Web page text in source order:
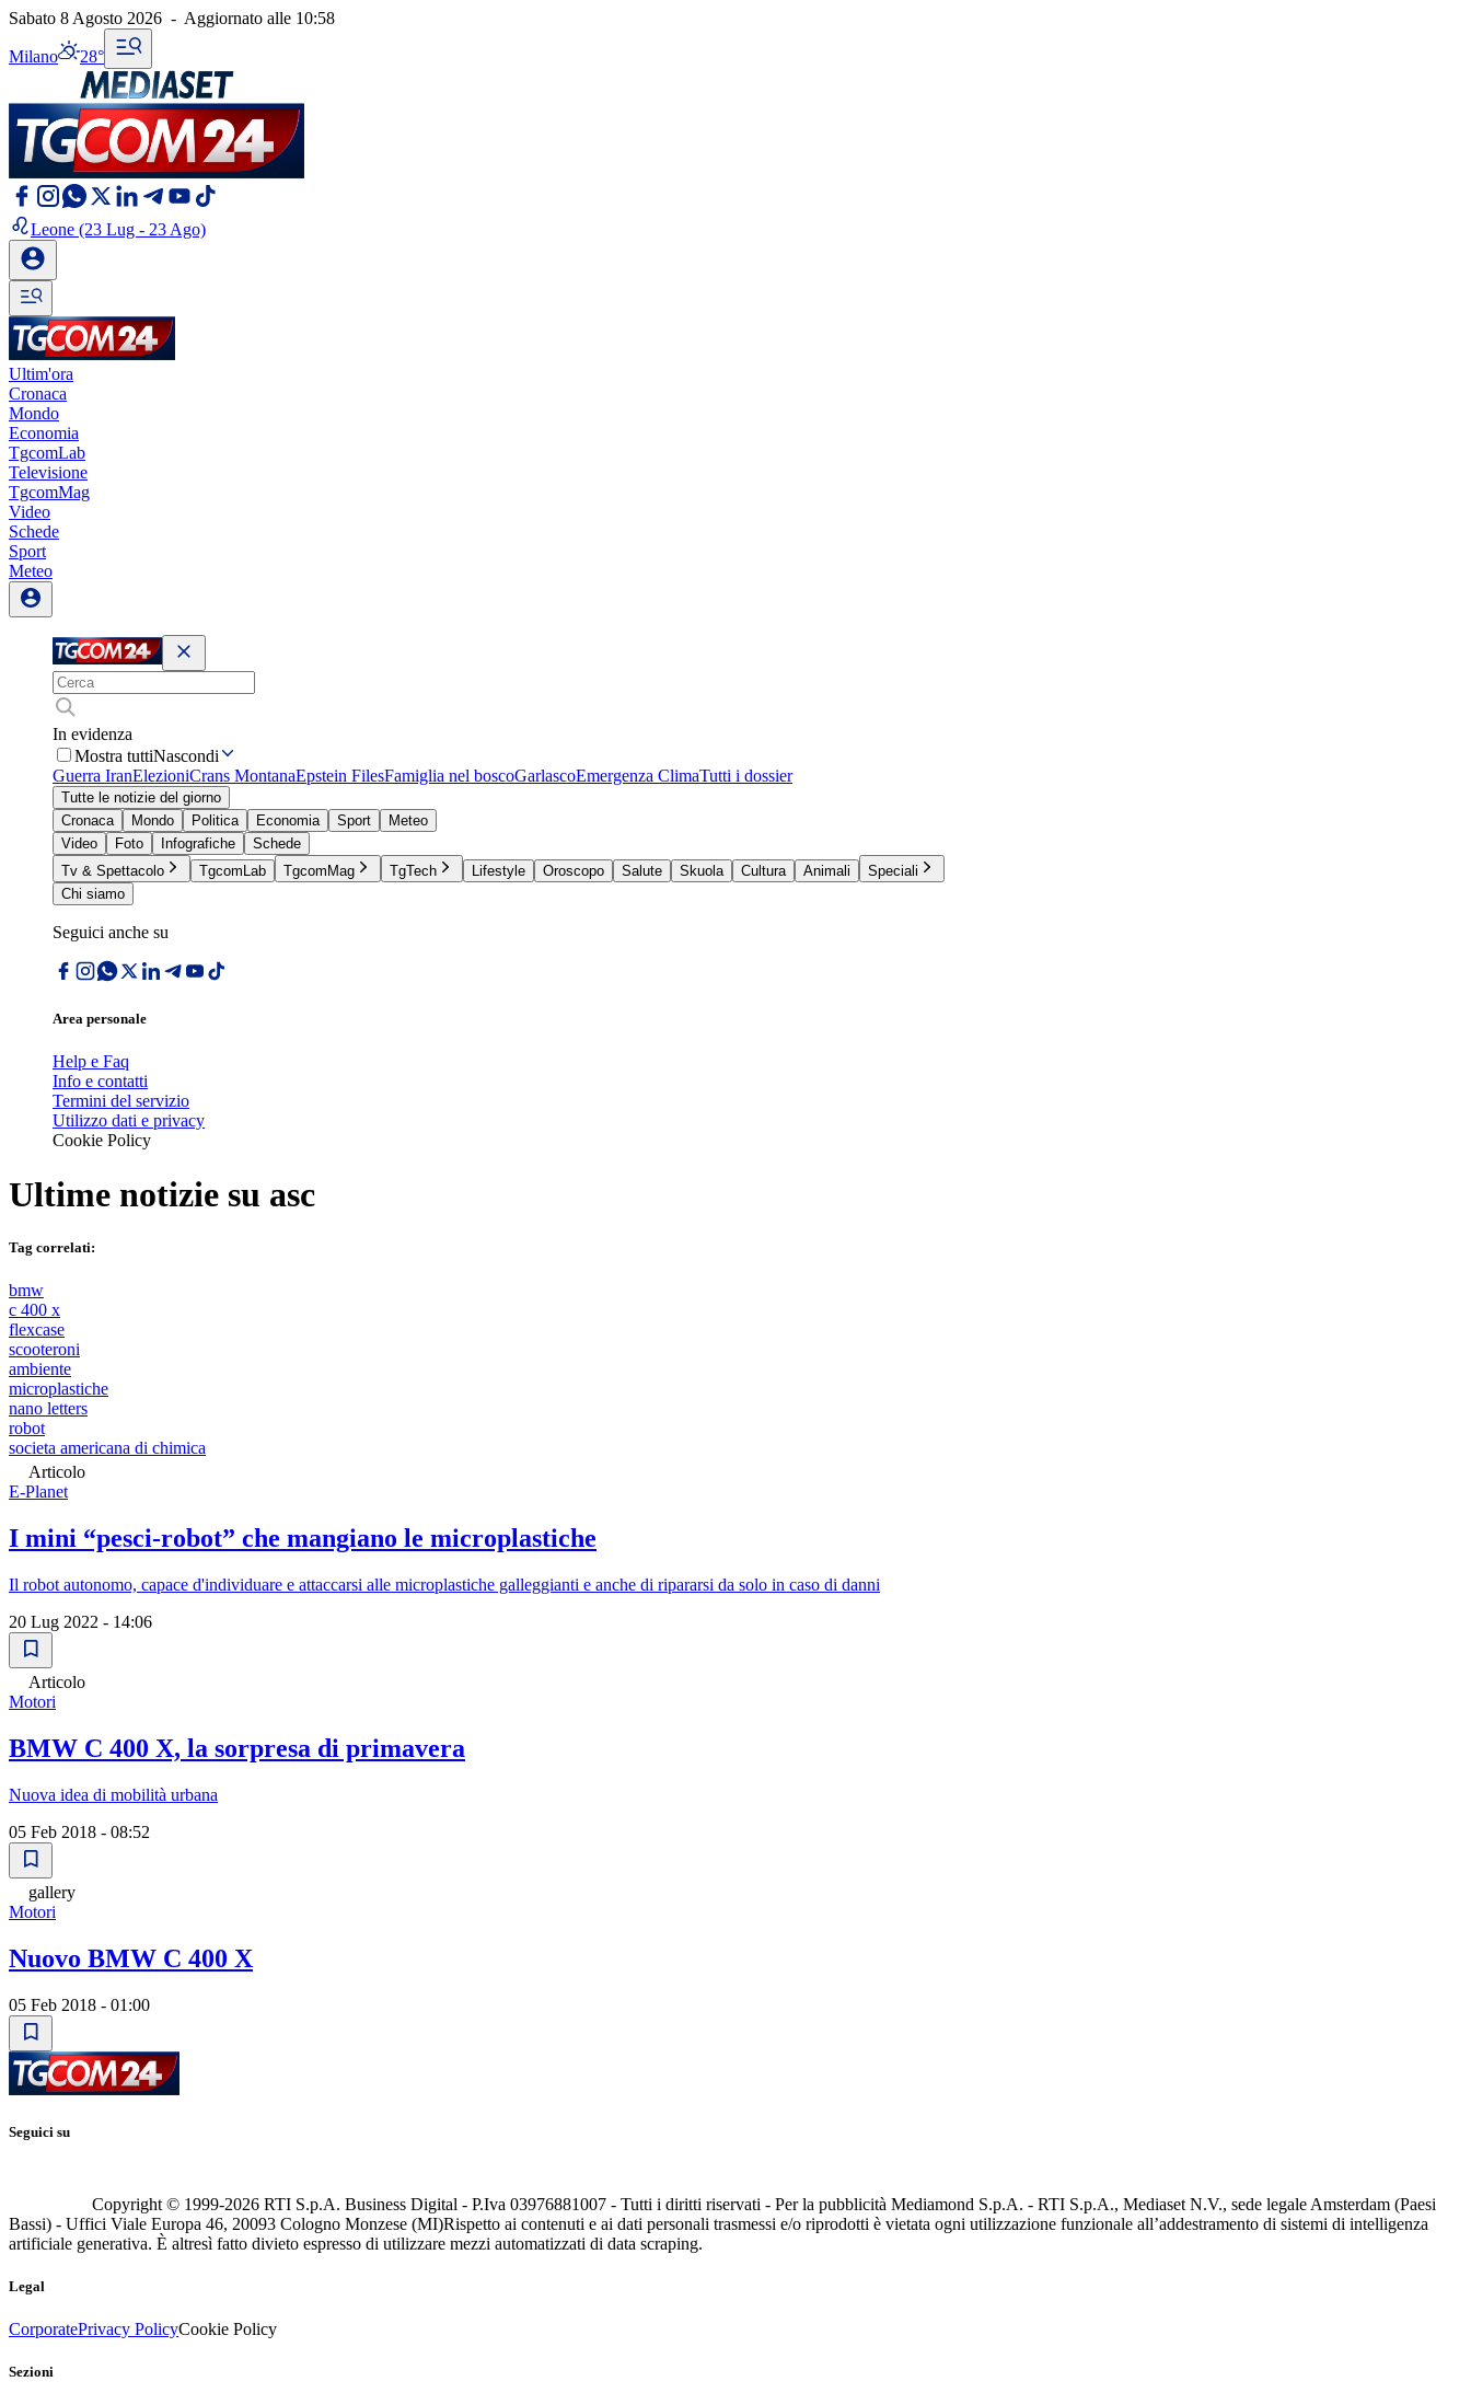
Sabato 8 Agosto 2026 - Aggiornato alle 10:58
Milano 28°
Leone (23 Lug - 23 Ago)
Ultim'ora
Cronaca
Mondo
Economia
TgcomLab
Televisione
TgcomMag
Video
Schede
Sport
Meteo
In evidenza
Mostra tuttiNascondi
Guerra IranElezioniCrans MontanaEpstein FilesFamiglia nel boscoGarlascoEmergenza ClimaTutti i dossier
Tutte le notizie del giorno
Cronaca
Mondo Politica Economia Sport
Meteo
Video
Foto Infografiche
Schede
Tv & Spettacolo
TgcomLab TgcomMag TgTech Lifestyle Oroscopo Salute Skuola Cultura Animali
Speciali
Chi siamo
Seguici anche su
Area personale
Help e Faq
Info e contatti
Termini del servizio
Utilizzo dati e privacy
Cookie Policy
Ultime notizie su asc
Tag correlati:
bmw
c 400 x
flexcase
scooteroni
ambiente
microplastiche
nano letters
robot
societa americana di chimica
Articolo
E-Planet
I mini “pesci-robot” che mangiano le microplastiche
Il robot autonomo, capace d'individuare e attaccarsi alle microplastiche galleggianti e anche di ripararsi da solo in caso di danni
20 Lug 2022 - 14:06
Articolo
Motori
BMW C 400 X, la sorpresa di primavera
Nuova idea di mobilità urbana
05 Feb 2018 - 08:52
gallery
Motori
Nuovo BMW C 400 X
05 Feb 2018 - 01:00
Seguici su
Copyright © 1999-2026 RTI S.p.A. Business Digital - P.Iva 03976881007 - Tutti i diritti riservati - Per la pubblicità Mediamond S.p.A. - RTI S.p.A., Mediaset N.V., sede legale Amsterdam (Paesi
Bassi) - Uffici Viale Europa 46, 20093 Cologno Monzese (MI)Rispetto ai contenuti e ai dati personali trasmessi e/o riprodotti è vietata ogni utilizzazione funzionale all’addestramento di sistemi di intelligenza
artificiale generativa. È altresì fatto divieto espresso di utilizzare mezzi automatizzati di data scraping.
Legal
CorporatePrivacy PolicyCookie Policy
Sezioni